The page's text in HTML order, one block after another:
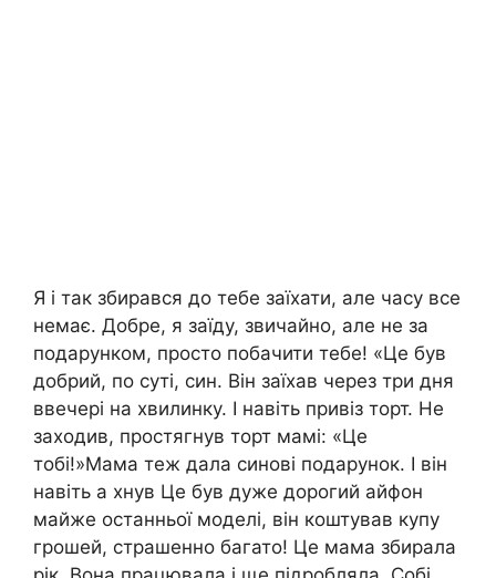
Я і так збирався до тебе заїхати, але часу все
немає. Добре, я заїду, звичайно, але не за
подарунком, просто побачити тебе! «Це був
добрий, по суті, син. Він заїхав через три дня
ввечері на хвилинку. І навіть привіз торт. Не
заходив, простягнув торт мамі: «Це
тобі!»Мама теж дала синові подарунок. І він
навіть а хнув Це був дуже дорогий айфон
майже останньої моделі, він коштував купу
грошей, страшенно багато! Це мама збирала